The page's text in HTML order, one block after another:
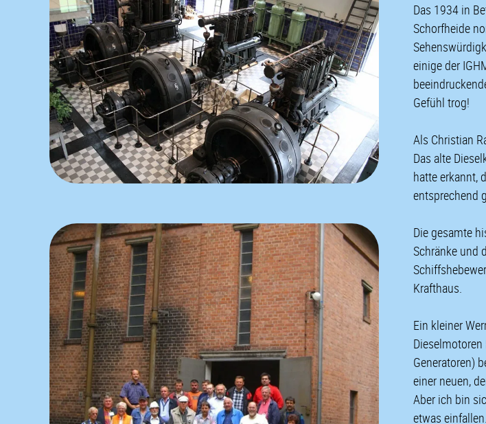
Das 1934 in
Schorfheide
einige der
Gefühl trog!
Als Christian
Das alte
hatte erkannt,
entsprechend
Die gesamte
Schränke und
Krafthaus.
Ein kleiner
Generatoren)
einer neuen,
Aber ich bin
etwas